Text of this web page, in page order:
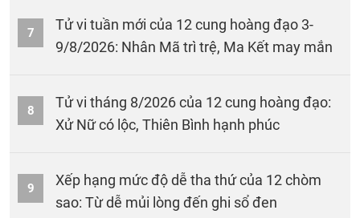
7
Tử vi tuần mới của 12 cung hoàng đạo 3-
9/8/2026: Nhân Mã trì trệ, Ma Kết may mắn
8
Tử vi tháng 8/2026 của 12 cung hoàng đạo:
Xử Nữ có lộc, Thiên Bình hạnh phúc
9
Xếp hạng mức độ dễ tha thứ của 12 chòm
sao: Từ dễ mủi lòng đến ghi sổ đen